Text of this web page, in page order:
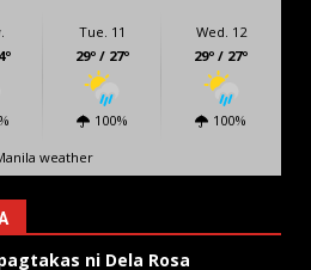
Tue. 11
29º / 27º
100%
Wed. 12
29º / 27º
100%
weather
ni Dela Rosa